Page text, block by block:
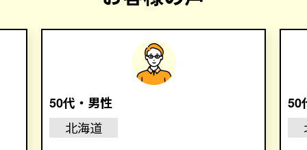
50代・男性
北海道
50